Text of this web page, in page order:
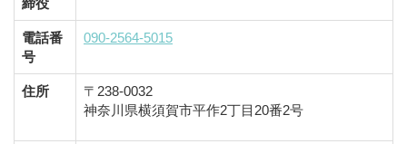
電話番
号
090-2564-5015
住所
〒238-0032
神奈川県横須賀市平作2丁目20番2号